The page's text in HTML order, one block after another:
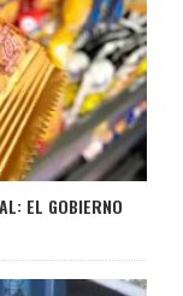
EL GOBIERNO